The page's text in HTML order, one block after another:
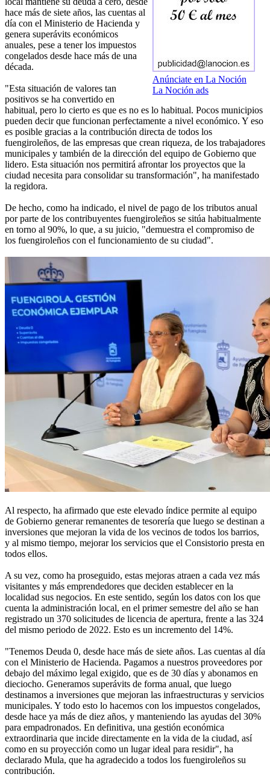
Anúnciate en La Noción
La Noción ads
hace más de siete años, las cuentas al
día con el Ministerio de Hacienda y
genera superávits económicos
anuales, pese a tener los impuestos
congelados desde hace más de una
década.
"Esta situación de valores tan
positivos se ha convertido en
habitual, pero lo cierto es que es no es lo habitual. Pocos municipios
pueden decir que funcionan perfectamente a nivel económico. Y eso
es posible gracias a la contribución directa de todos los
fuengiroleños, de las empresas que crean riqueza, de los trabajadores
municipales y también de la dirección del equipo de Gobierno que
lidero. Esta situación nos permitirá afrontar los proyectos que la
ciudad necesita para consolidar su transformación", ha manifestado
la regidora.
De hecho, como ha indicado, el nivel de pago de los tributos anual
por parte de los contribuyentes fuengiroleños se sitúa habitualmente
en torno al 90%, lo que, a su juicio, "demuestra el compromiso de
los fuengiroleños con el funcionamiento de su ciudad".
Al respecto, ha afirmado que este elevado índice permite al equipo
de Gobierno generar remanentes de tesorería que luego se destinan a
inversiones que mejoran la vida de los vecinos de todos los barrios,
y al mismo tiempo, mejorar los servicios que el Consistorio presta en
todos ellos.
A su vez, como ha proseguido, estas mejoras atraen a cada vez más
visitantes y más emprendedores que deciden establecer en la
localidad sus negocios. En este sentido, según los datos con los que
cuenta la administración local, en el primer semestre del año se han
registrado un 370 solicitudes de licencia de apertura, frente a las 324
del mismo periodo de 2022. Esto es un incremento del 14%.
"Tenemos Deuda 0, desde hace más de siete años. Las cuentas al día
con el Ministerio de Hacienda. Pagamos a nuestros proveedores por
debajo del máximo legal exigido, que es de 30 días y abonamos en
dieciocho. Generamos superávits de forma anual, que luego
destinamos a inversiones que mejoran las infraestructuras y servicios
municipales. Y todo esto lo hacemos con los impuestos congelados,
desde hace ya más de diez años, y manteniendo las ayudas del 30%
para empadronados. En definitiva, una gestión económica
extraordinaria que incide directamente en la vida de la ciudad, así
como en su proyección como un lugar ideal para residir", ha
declarado Mula, que ha agradecido a todos los fuengiroleños su
contribución.